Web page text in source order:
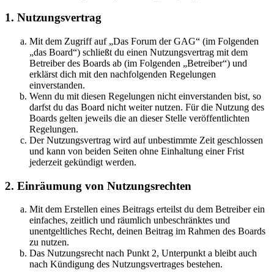
1. Nutzungsvertrag
Mit dem Zugriff auf „Das Forum der GAG“ (im Folgenden
„das Board“) schließt du einen Nutzungsvertrag mit dem
Betreiber des Boards ab (im Folgenden „Betreiber“) und
erklärst dich mit den nachfolgenden Regelungen
einverstanden.
Wenn du mit diesen Regelungen nicht einverstanden bist, so
darfst du das Board nicht weiter nutzen. Für die Nutzung des
Boards gelten jeweils die an dieser Stelle veröffentlichten
Regelungen.
Der Nutzungsvertrag wird auf unbestimmte Zeit geschlossen
und kann von beiden Seiten ohne Einhaltung einer Frist
jederzeit gekündigt werden.
2. Einräumung von Nutzungsrechten
Mit dem Erstellen eines Beitrags erteilst du dem Betreiber ein
einfaches, zeitlich und räumlich unbeschränktes und
unentgeltliches Recht, deinen Beitrag im Rahmen des Boards
zu nutzen.
Das Nutzungsrecht nach Punkt 2, Unterpunkt a bleibt auch
nach Kündigung des Nutzungsvertrages bestehen.